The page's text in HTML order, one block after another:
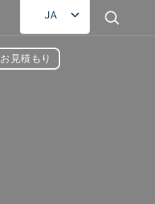
JA
EN
FR
お見積もり